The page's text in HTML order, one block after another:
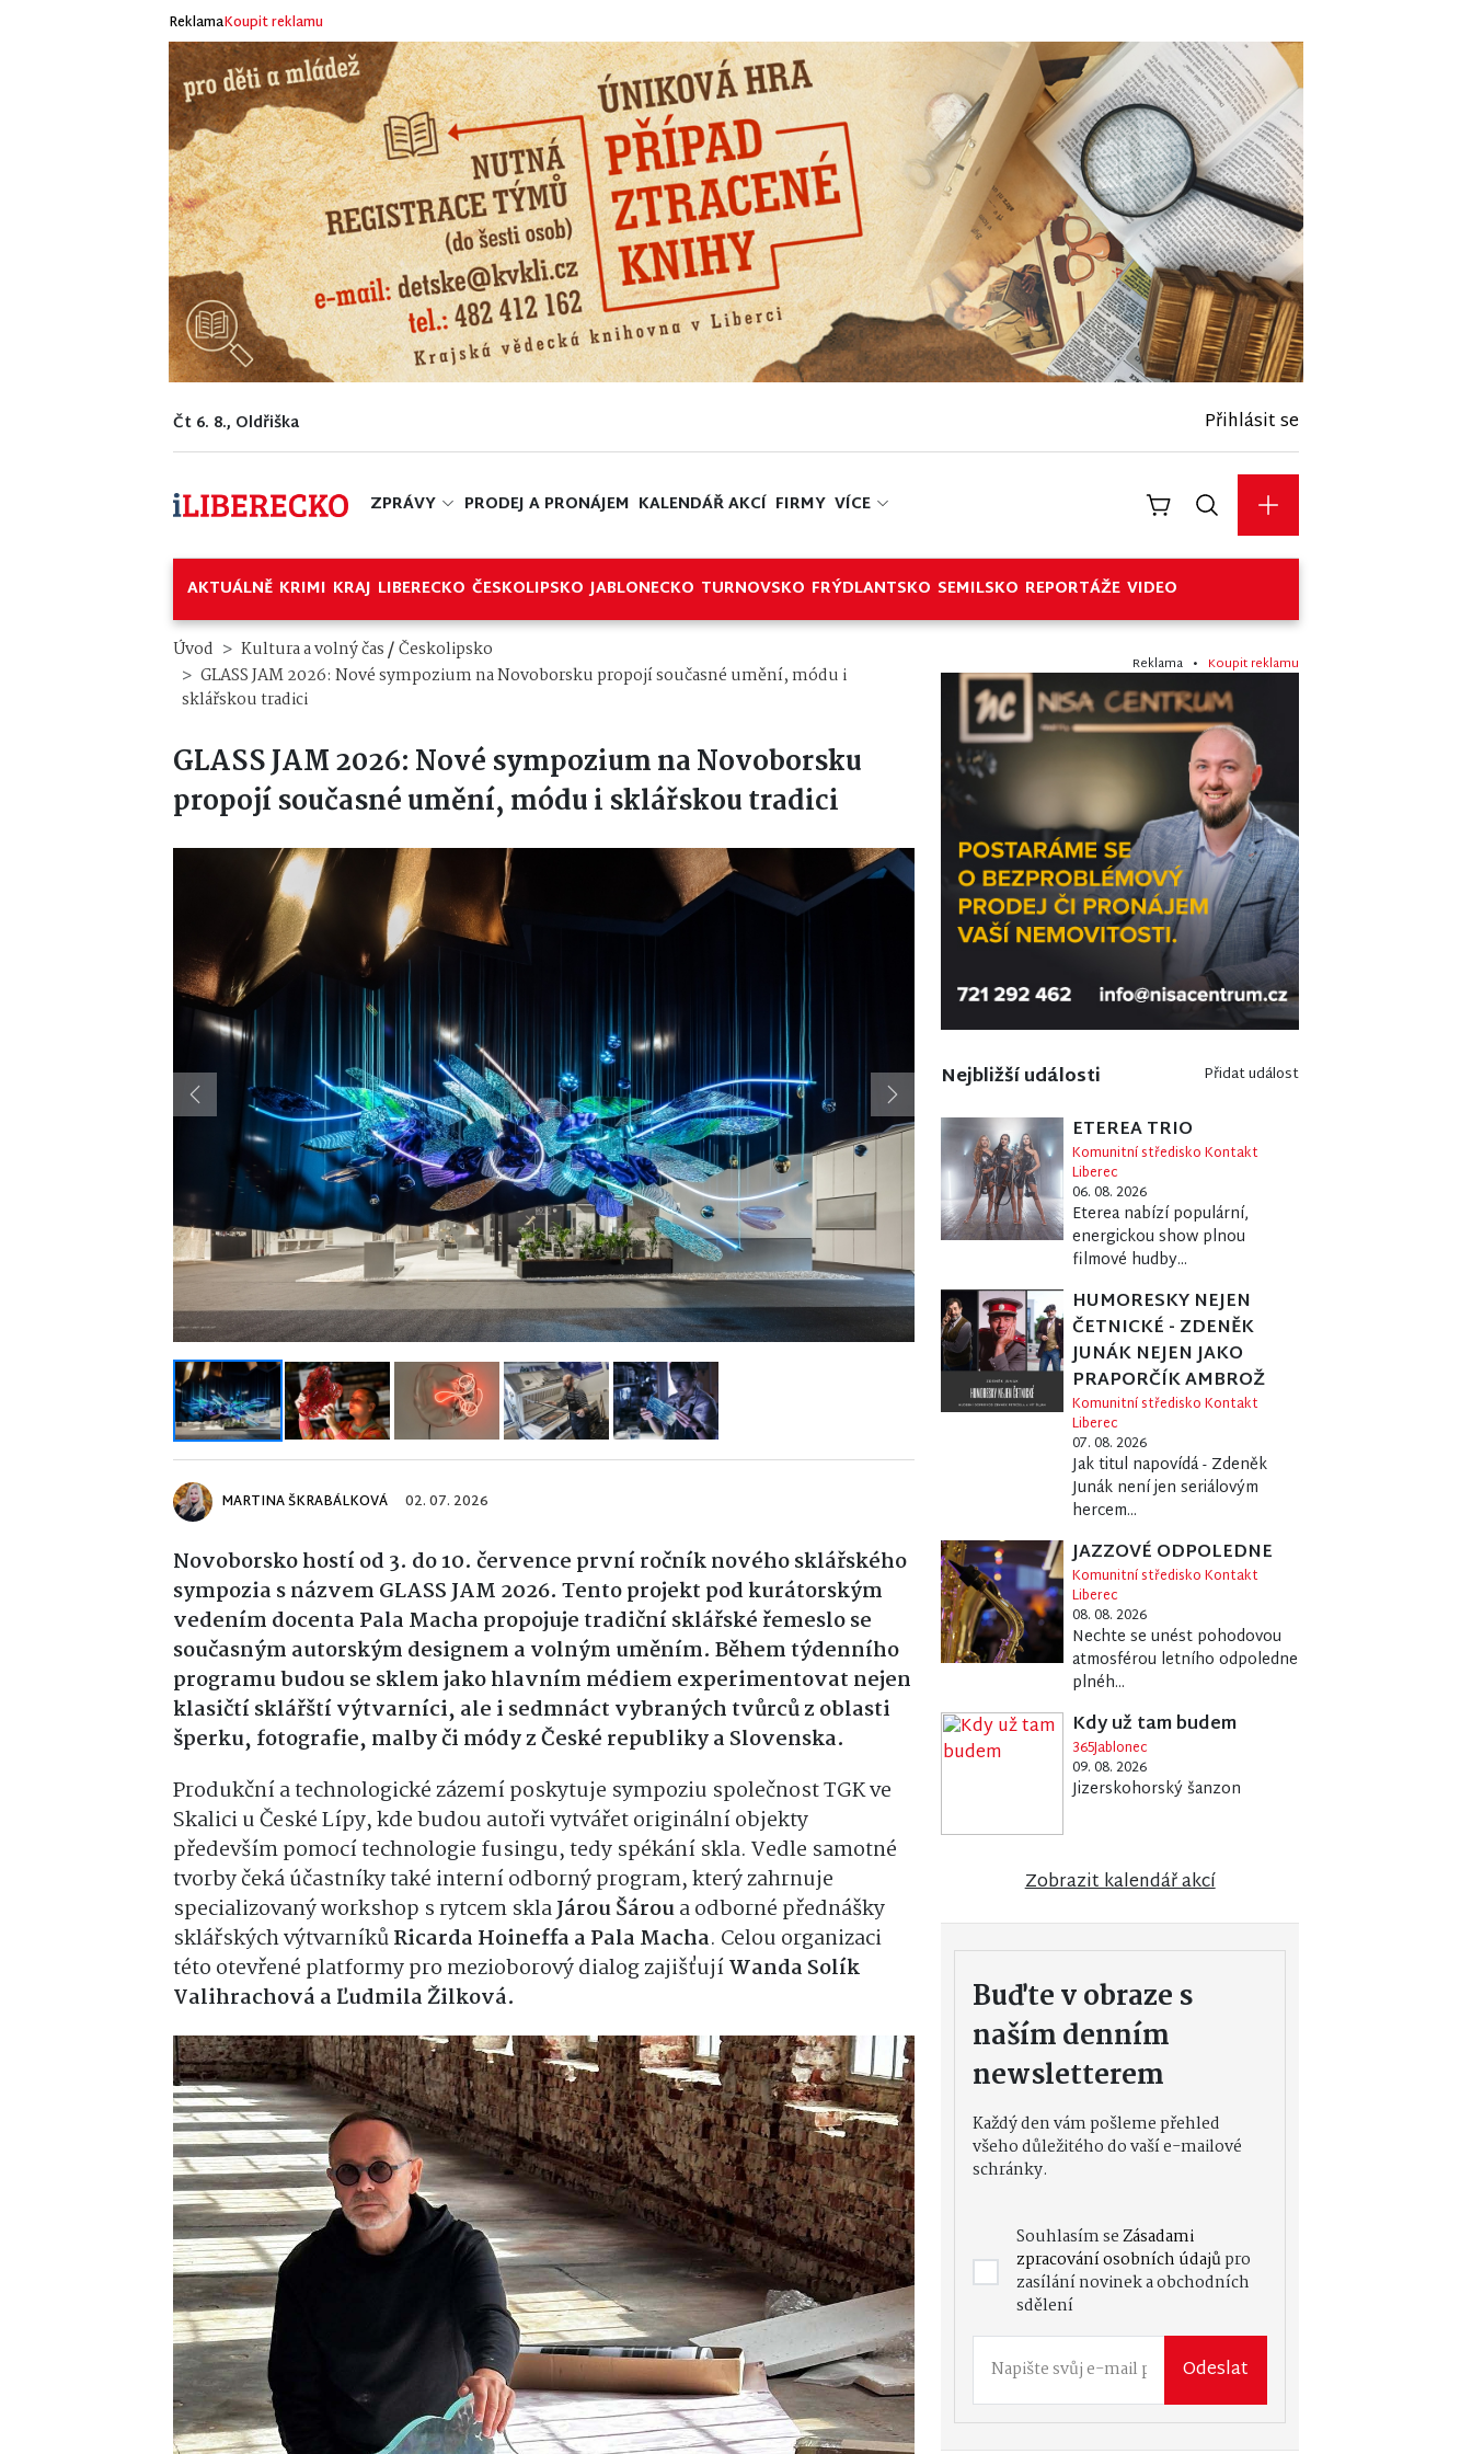
ReklamaKoupit reklamu
Čt 6. 8., Oldřiška Přihlásit se
ZPRÁVY PRODEJ A PRONÁJEM KALENDÁŘ AKCÍ FIRMY VÍCE
AKTUÁLNĚ KRIMI KRAJ LIBERECKO ČESKOLIPSKO JABLONECKO TURNOVSKO FRÝDLANTSKO SEMILSKO REPORTÁŽE VIDEO
Úvod Kultura a volný čas/Českolipsko
GLASS JAM 2026: Nové sympozium na Novoborsku propojí současné umění, módu i
sklářskou tradici
GLASS JAM 2026: Nové sympozium na Novoborsku
propojí současné umění, módu i sklářskou tradici
Previous Next
MARTINA ŠKRABÁLKOVÁ 02. 07. 2026
Novoborsko hostí od 3. do 10. července první ročník nového sklářského
sympozia s názvem GLASS JAM 2026. Tento projekt pod kurátorským
vedením docenta Pala Macha propojuje tradiční sklářské řemeslo se
současným autorským designem a volným uměním. Během týdenního
programu budou se sklem jako hlavním médiem experimentovat nejen
klasičtí sklářští výtvarníci, ale i sedmnáct vybraných tvůrců z oblasti
šperku, fotografie, malby či módy z České republiky a Slovenska.
Produkční a technologické zázemí poskytuje sympoziu společnost TGK ve
Skalici u České Lípy,kde budou autoři vytvářet originální objekty
především pomocí technologie fusingu,tedy spékání skla. Vedle samotné
tvorby čeká účastníky také interní odborný program,který zahrnuje
specializovaný workshop s rytcem sklaJárou Šároua odborné přednášky
sklářských výtvarníkůRicarda Hoineffa a Pala Macha. Celou organizaci
této otevřené platformy pro mezioborový dialog zajišťujíWanda Solík
Valihrachová a Ľudmila Žilková.
Reklama • Koupit reklamu
Nejbližší události Přidat událost
ETEREA TRIO
Komunitní středisko Kontakt
Liberec
06. 08. 2026
Eterea nabízí populární,
energickou show plnou
filmové hudby...
HUMORESKY NEJEN
ČETNICKÉ - ZDENĚK
JUNÁK NEJEN JAKO
PRAPORČÍK AMBROŽ
Komunitní středisko Kontakt
Liberec
07. 08. 2026
Jak titul napovídá - Zdeněk
Junák není jen seriálovým
hercem...
JAZZOVÉ ODPOLEDNE
Komunitní středisko Kontakt
Liberec
08. 08. 2026
Nechte se unést pohodovou
atmosférou letního odpoledne
plnéh...
Kdy už tam budem
365Jablonec
09. 08. 2026
Jizerskohorský šanzon
Zobrazit kalendář akcí
Buďte v obraze s
naším denním
newsletterem
Každý den vám pošleme přehled
všeho důležitého do vaší e-mailové
schránky.
Souhlasím seZásadami
zpracování osobních údajůpro
zasílání novinek a obchodních
sdělení
Odeslat